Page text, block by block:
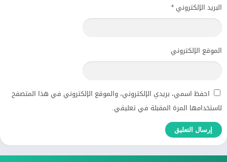
البريد الإلكتروني *
الموقع الإلكتروني
احفظ اسمي، بريدي الإلكتروني، والموقع الإلكتروني في هذا المتصفح
لاستخدامها المرة المقبلة في تعليقي.